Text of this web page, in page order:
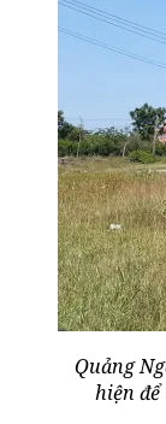
Quảng
hiện